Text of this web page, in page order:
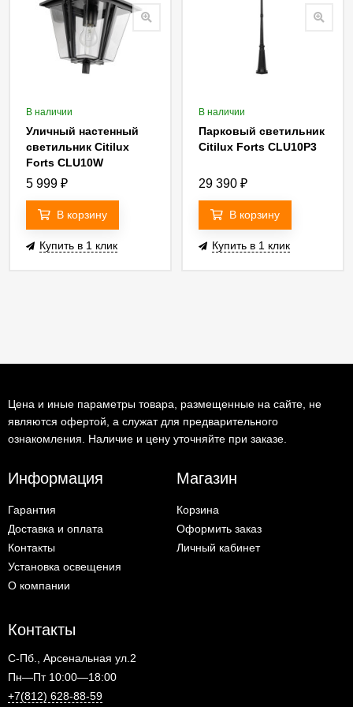
В наличии
Уличный настенный
светильник Citilux
Forts CLU10W
5 999 ₽
В корзину
Купить в 1 клик
В наличии
Парковый светильник
Citilux Forts CLU10P3
29 390 ₽
В корзину
Купить в 1 клик
Цена и иные параметры товара, размещенные на сайте, не
являются офертой, а служат для предварительного
ознакомления. Наличие и цену уточняйте при заказе.
Информация
Гарантия
Доставка и оплата
Контакты
Установка освещения
О компании
Магазин
Корзина
Оформить заказ
Личный кабинет
Контакты
С-Пб., Арсенальная ул.2
Пн—Пт 10:00—18:00
+7(812) 628-88-59